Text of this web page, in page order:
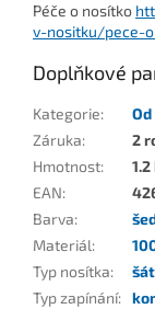
Péče o nosítko
v-nositku/pece-
Doplňkové
Kategorie:
Záruka:
2
Hmotnost:
EAN:
Barva:
Materiál:
Typ nosítka:
Typ zapínání: